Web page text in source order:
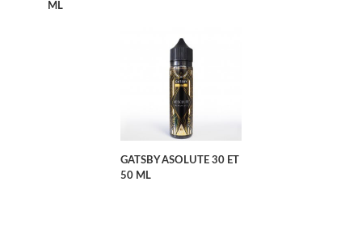
ML
GATSBY ASOLUTE 30 ET
50 ML